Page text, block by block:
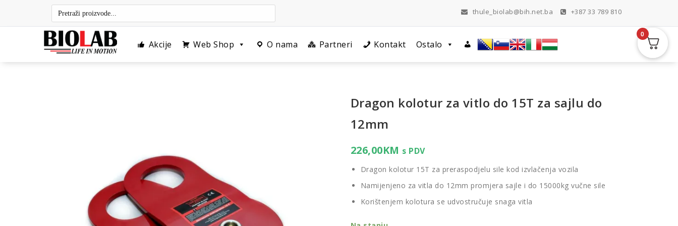
content
thule_biolab@bih.net.ba +387 33 789 810
Akcije Web Shop O nama Partneri Kontakt Ostalo
Dragon kolotur za vitlo do 15T za sajlu do
12mm
226,00KM s PDV
Dragon kolotur 15T za preraspodjelu sile kod izvlačenja vozila
Namijenjeno za vitla do 12mm promjera sajle i do 15000kg vučne sile
Korištenjem kolotura se udvostručuje snaga vitla
0